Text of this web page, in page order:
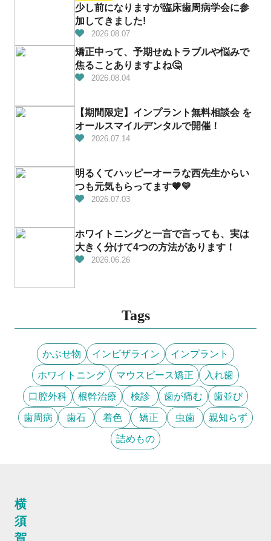
少し前になりますが臨床歯周病学会に参
加してきました!
2026.08.07
矯正中って、予期せぬトラブルや悩みで
焦ることありますよね🤔
2026.08.04
【期間限定】インプラント無料相談会 を
オールスマイルデンタルで開催！
2026.07.14
明るくてハッピーオーラな西先生からい
つも元気もらってます🧡💛
2026.07.03
ホワイトニングと一言で言っても、実は
大きく分けて4つの方法があります！
2026.06.26
Tags
かぶせ物 インビザライン インプラント
ホワイトニング マウスピース矯正 入れ歯
口腔外科 根幹治療 検診 歯が痛む 歯並び
歯周病 歯石 着色 矯正 虫歯 親知らず
詰めもの
横
須
賀